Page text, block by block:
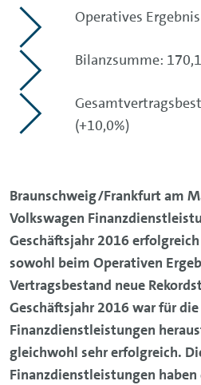
Operatives
Bilanzsumme:
(+10,0%)
Braunschweig/Frankfurt am
Volkswagen
Geschäftsjahr 2016
sowohl beim Operativen
Vertragsbestand neue
Geschäftsjahr 2016 war für
Finanzdienstleistungen
gleichwohl sehr erfolgreich.
Finanzdienstleistungen